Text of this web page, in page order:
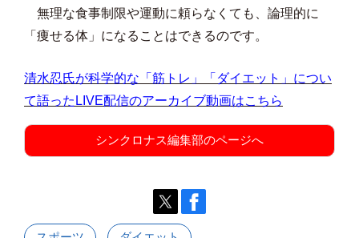
無理な食事制限や運動に頼らなくても、論理的に
「痩せる体」になることはできるのです。
清水忍氏が科学的な「筋トレ」「ダイエット」につい
て語ったLIVE配信のアーカイブ動画はこちら
シンクロナス編集部のページへ